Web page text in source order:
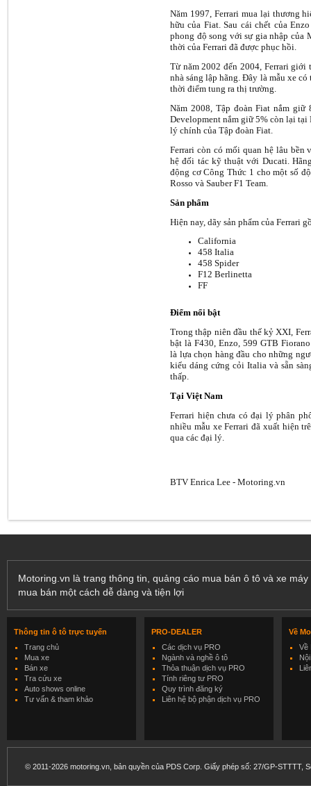
Năm 1997, Ferrari mua lại thương
hữu của Fiat. Sau cái chết của
phong độ song với sự gia nhập của
thời của Ferrari đã được phục hồi.
Từ năm 2002 đến 2004, Ferrari
nhà sáng lập hãng. Đây là mẫu xe
thời điểm tung ra thị trường.
Năm 2008, Tập đoàn Fiat nắm
Development nắm giữ 5% còn lại tại
lý chính của Tập đoàn Fiat.
Ferrari còn có mối quan hệ lâu
hệ đối tác kỹ thuật với Ducati.
động cơ Công Thức 1 cho một số
Rosso và Sauber F1 Team.
Sản phẩm
Hiện nay, dãy sản phẩm của Ferrari
California
458 Italia
458 Spider
F12 Berlinetta
FF
Điểm nổi bật
Trong thập niên đầu thế kỷ XXI,
bật là F430, Enzo, 599 GTB
là lựa chọn hàng đầu cho những
kiểu dáng cứng cỏi Italia và sẵn
thấp.
Tại Việt Nam
Ferrari hiện chưa có đại lý phân
nhiều mẫu xe Ferrari đã xuất hiện
qua các đại lý.
BTV Enrica Lee - Motoring.vn
Motoring.vn là trang thông tin, quảng cáo mua bán ô tô và xe
mua bán một cách dễ dàng và tiện lợi
Thông tin ô tô trực tuyến
Trang chủ
Mua xe
Bán xe
Tra cứu xe
Auto shows online
Tư vấn & tham khảo
PRO-DEALER
Các dịch vụ PRO
Ngành và nghề ô tô
Thỏa thuận dịch vụ PRO
Tính riêng tư PRO
Quy trình đăng ký
Liên hệ bộ phận dịch vụ PRO
Về
Về
© 2011-2026 motoring.vn, bản quyền của PDS Corp. Giấy phép số: 27/GP-STTTT,